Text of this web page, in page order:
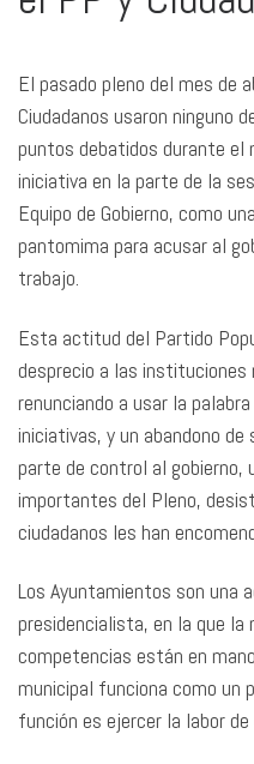
El pasado pleno del mes de
Ciudadanos usaron ninguno
puntos debatidos durante el
iniciativa en la parte de la
Equipo de Gobierno, como
pantomima para acusar al
trabajo.
Esta actitud del Partido
desprecio a las
renunciando a usar la
iniciativas, y un abandono
parte de control al gobierno,
importantes del Pleno,
ciudadanos les han
Los Ayuntamientos son una
presidencialista, en la que la
competencias están en
municipal funciona como un
función es ejercer la labor